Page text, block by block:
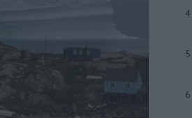
4
5
6